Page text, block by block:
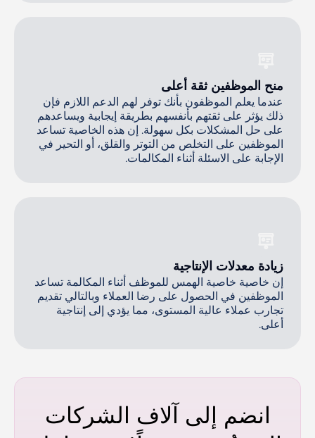
منح الموظفين ثقة أعلى
عندما يعلم الموظفون بأنك توفر لهم الدعم اللازم فإن
ذلك يؤثر على ثقتهم بأنفسهم بطريقة إيجابية ويساعدهم
على حل المشكلات بكل سهولة. إن هذه الخاصية تساعد
الموظفين على التخلص من التوتر والقلق، أو التحير في
الإجابة على الاسئلة أثناء المكالمات.
زيادة معدلات الإنتاجية
إن خاصية خاصية الهمس للموظف أثناء المكالمة تساعد
الموظفين في الحصول على رضا العملاء وبالتالي تقديم
تجارب عملاء عالية المستوى، مما يؤدي إلى إنتاجية
أعلى.
انضم إلى آلاف الشركات